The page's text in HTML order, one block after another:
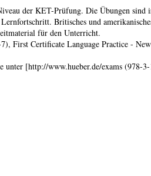
der KET-Prüfung. Die Übungen
Britisches und
für den Unterricht.
First Certificate Language Practice -
unter [http://www.hueber.de/exams (978-